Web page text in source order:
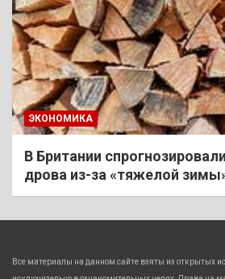
ЭКОНОМИКА
В Британии
дрова из-за «тяжелой
Все материалы на данном сайте взяты из открытых